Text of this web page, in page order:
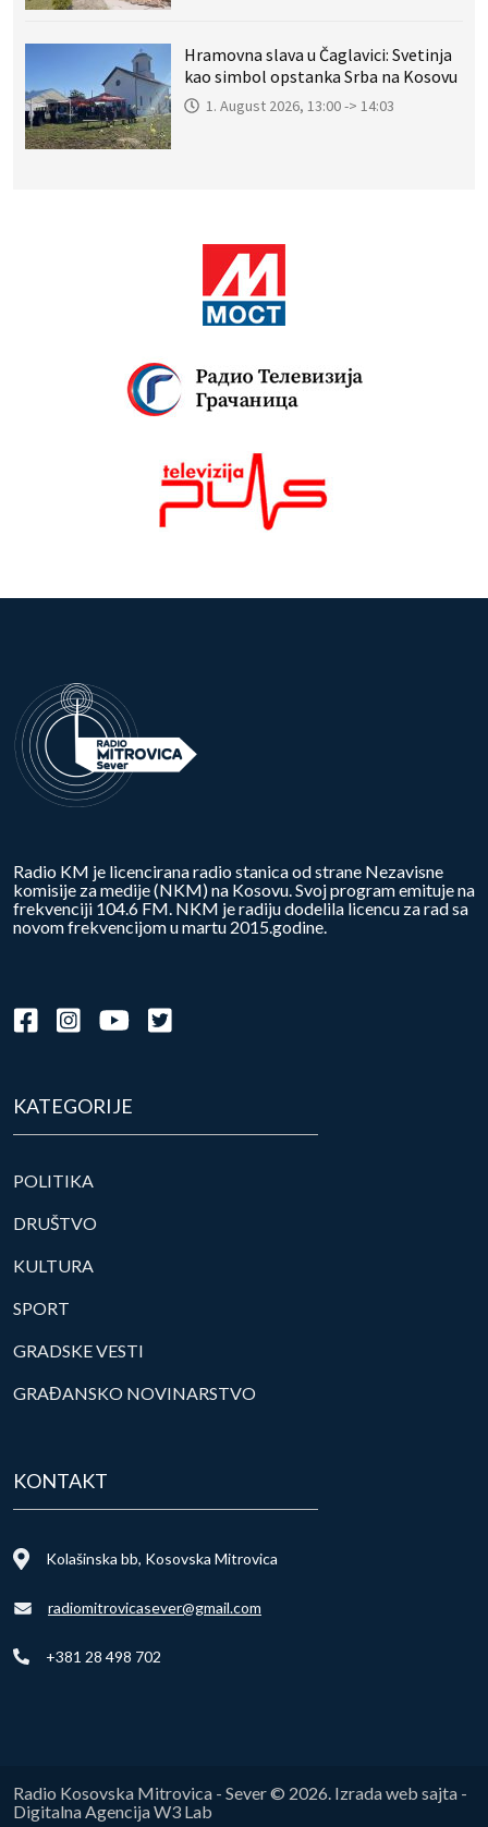
Hramovna slava u Čaglavici: Svetinja
kao simbol opstanka Srba na Kosovu
1. August 2026, 13:00 -> 14:03
Radio KM je licencirana radio stanica od strane Nezavisne
komisije za medije (NKM) na Kosovu. Svoj program emituje na
frekvenciji 104.6 FM. NKM je radiju dodelila licencu za rad sa
novom frekvencijom u martu 2015.godine.
KATEGORIJE
POLITIKA
DRUŠTVO
KULTURA
SPORT
GRADSKE VESTI
GRAĐANSKO NOVINARSTVO
KONTAKT
Kolašinska bb, Kosovska Mitrovica
radiomitrovicasever@gmail.com
+381 28 498 702
Radio Kosovska Mitrovica - Sever © 2026. Izrada web sajta -
Digitalna Agencija W3 Lab